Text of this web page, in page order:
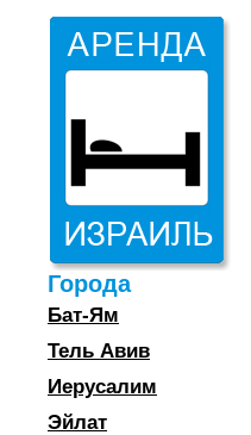
Города
Бат-Ям
Тель Авив
Иерусалим
Эйлат